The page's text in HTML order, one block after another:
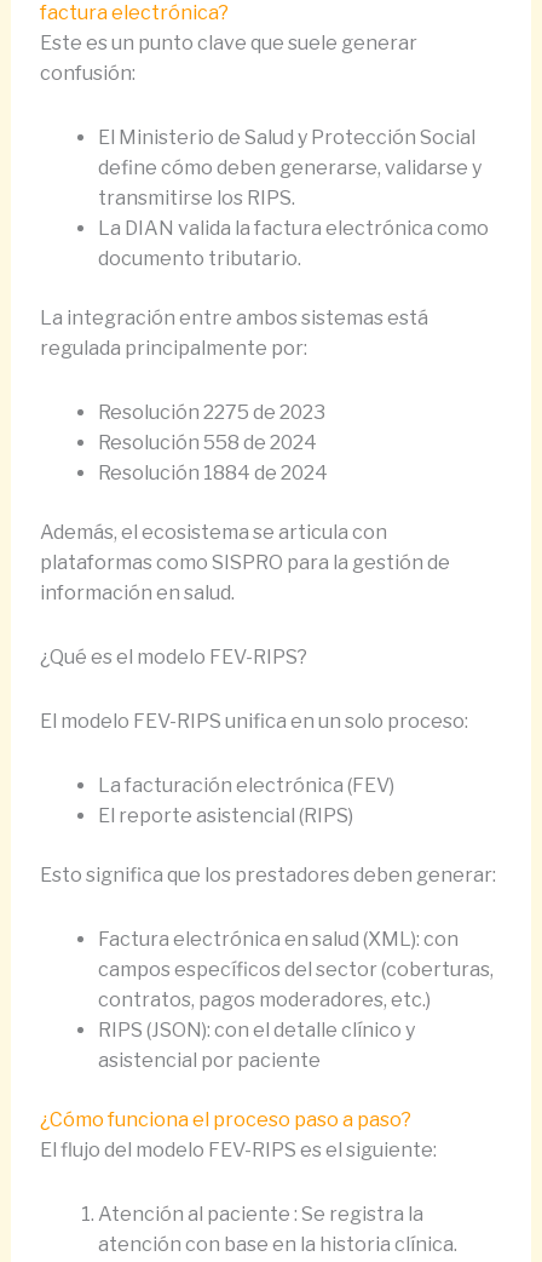
factura electrónica?
Este es un punto clave que suele generar
confusión:
El Ministerio de Salud y Protección Social
define cómo deben generarse, validarse y
transmitirse los RIPS.
La DIAN valida la factura electrónica como
documento tributario.
La integración entre ambos sistemas está
regulada principalmente por:
Resolución 2275 de 2023
Resolución 558 de 2024
Resolución 1884 de 2024
Además, el ecosistema se articula con
plataformas como SISPRO para la gestión de
información en salud.
¿Qué es el modelo FEV-RIPS?
El modelo FEV-RIPS unifica en un solo proceso:
La facturación electrónica (FEV)
El reporte asistencial (RIPS)
Esto significa que los prestadores deben generar:
Factura electrónica en salud (XML): con
campos específicos del sector (coberturas,
contratos, pagos moderadores, etc.)
RIPS (JSON): con el detalle clínico y
asistencial por paciente
¿Cómo funciona el proceso paso a paso?
El flujo del modelo FEV-RIPS es el siguiente:
Atención al paciente : Se registra la
atención con base en la historia clínica.